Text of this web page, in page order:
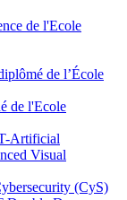
de l'Ecole
de l’École
de l'Ecole
Artificial
Visual
(CyS)